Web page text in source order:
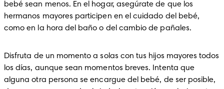
bebé sean menos. En el hogar, asegúrate de que los
hermanos mayores participen en el cuidado del bebé,
como en la hora del baño o del cambio de pañales.
Disfruta de un momento a solas con tus hijos mayores todos
los días, aunque sean momentos breves. Intenta que
alguna otra persona se encargue del bebé, de ser posible,